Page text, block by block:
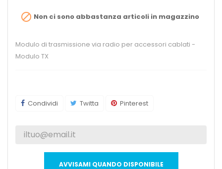
 Non ci sono abbastanza articoli in magazzino
Modulo di trasmissione via radio per accessori cablati -
Modulo TX
Condividi Twitta Pinterest
AVVISAMI QUANDO DISPONIBILE